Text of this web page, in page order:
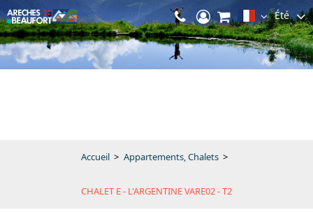
Été
Accueil > Appartements, Chalets >
CHALET E - L'ARGENTINE VARE02 - T2